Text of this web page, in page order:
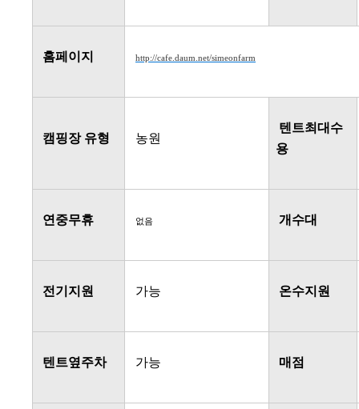
홈페이지 http://cafe.daum.net/simeonfarm
캠핑장 유형 농원
텐트최대수
용
연중무휴 없음 개수대
전기지원 가능 온수지원
텐트옆주차 가능 매점